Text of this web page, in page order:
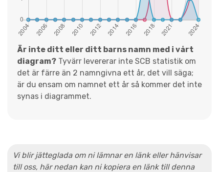
Är inte ditt eller ditt barns namn med i vårt
diagram? Tyvärr levererar inte SCB statistik om
det är färre än 2 namngivna ett år, det vill säga;
är du ensam om namnet ett år så kommer det inte
synas i diagrammet.
Vi blir jätteglada om ni lämnar en länk eller hänvisar
till oss, här nedan kan ni kopiera en länk till denna